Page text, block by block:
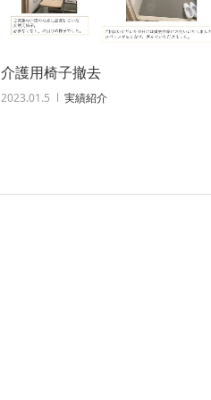
介護用椅子撤去
2023.01.5 実績紹介